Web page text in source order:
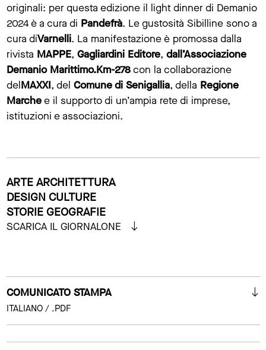
originali: per questa edizione il light dinner di Demanio
2024 è a cura di Pandefrà. Le gustosità Sibilline sono a
cura diVarnelli. La manifestazione è promossa dalla
rivista MAPPE, Gagliardini Editore, dall’Associazione
Demanio Marittimo.Km-278con la collaborazione
delMAXXI, del Comune di Senigallia, della Regione
Marchee il supporto di un’ampia rete di imprese,
istituzioni e associazioni.
ARTE ARCHITETTURA
DESIGN CULTURE
STORIE GEOGRAFIE
SCARICA IL GIORNALONE
COMUNICATO STAMPA
ITALIANO / .PDF